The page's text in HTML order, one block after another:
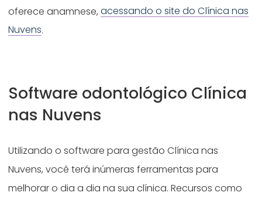
oferece anamnese,acessando o site do Clínica nas
Nuvens.
Software odontológico Clínica
nas Nuvens
Utilizando o software para gestão Clínica nas
Nuvens, você terá inúmeras ferramentas para
melhorar o dia a dia na sua clínica. Recursos como